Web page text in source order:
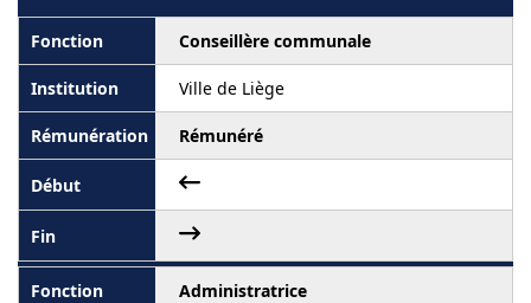
Conseillère communale
Ville de Liège
Rémunéré
Administratrice